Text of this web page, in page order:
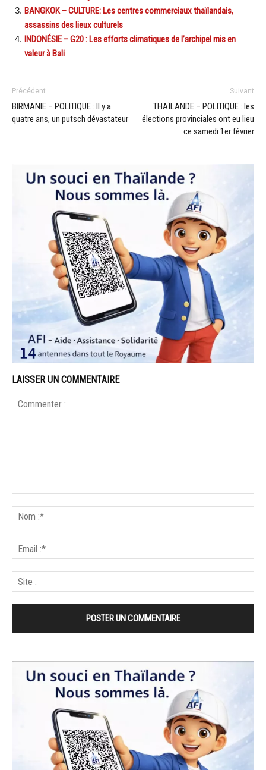
BANGKOK – CULTURE: Les centres commerciaux thaïlandais,
assassins des lieux culturels
INDONÉSIE – G20 : Les efforts climatiques de l’archipel mis en
valeur à Bali
Précédent
BIRMANIE – POLITIQUE : Il y a
quatre ans, un putsch dévastateur
Suivant
THAÏLANDE – POLITIQUE : les
élections provinciales ont eu lieu
ce samedi 1er février
LAISSER UN COMMENTAIRE